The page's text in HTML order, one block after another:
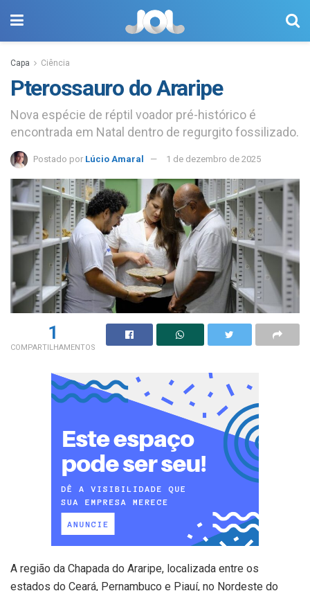
Capa Ciência
Pterossauro do Araripe
Nova espécie de réptil voador pré-histórico é
encontrada em Natal dentro de regurgito fossilizado.
Postado por Lúcio Amaral 1 de dezembro de 2025
1
COMPARTILHAMENTOS
A região da Chapada do Araripe, localizada entre os
estados do Ceará, Pernambuco e Piauí, no Nordeste do